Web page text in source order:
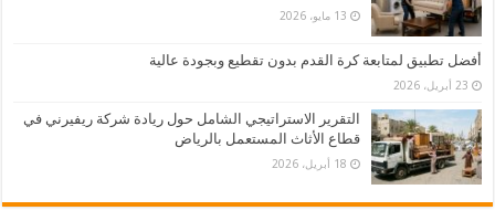
13 مايو، 2026
أفضل تطبيق لمتابعة كرة القدم بدون تقطيع وبجودة عالية
23 أبريل، 2026
التقرير الاستراتيجي الشامل حول ريادة شركة ريفيرني في
قطاع الأثاث المستعمل بالرياض
18 أبريل، 2026